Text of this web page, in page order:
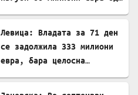
Левица: Владата за 71 ден
се задолжила 333 милиони
евра, бара целосна